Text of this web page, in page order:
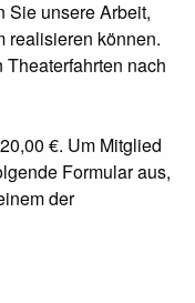
Sie unsere Arbeit,
realisieren können.
nach
€. Um Mitglied
Formular aus,
der